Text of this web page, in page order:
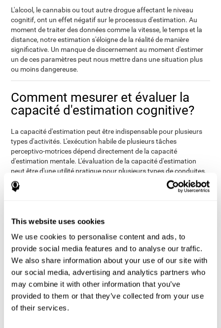
This website uses cookies
We use cookies to personalise content and ads, to
provide social media features and to analyse our traffic.
We also share information about your use of our site with
our social media, advertising and analytics partners who
may combine it with other information that you’ve
provided to them or that they’ve collected from your use
of their services.
L'alcool, le cannabis ou tout autre drogue affectant le niveau
cognitif, ont un effet négatif sur le processus d'estimation. Au
moment de traiter des données comme la vitesse, le temps et la
distance, notre estimation s'éloigne de la réalité de manière
significative. Un manque de discernement au moment d'estimer
un de ces paramètres peut nous mettre dans une situation plus
ou moins dangereuse.
Comment mesurer et évaluer la
capacité d'estimation cognitive?
La capacité d'estimation peut être indispensable pour plusieurs
types d'activités. L'exécution habile de plusieurs tâches
perceptivo-motrices dépend directement de la capacité
d'estimation mentale. L'évaluation de la capacité d'estimation
peut être d'une utilité pratique pour plusieurs types de conduites,
autant pour des activités liées au secteur de la santé que pour
des transporteurs, contrôleurs aériens, conducteurs, sportifs...
manière efficace, y compris celle concernant l'estimation.
Concrètement, pour évaluer la capacité d'estimation, nous
disposons de plusieurs exercices qui permettent d'estimer avec
précision la capacité de l'utilisateur à prédire la vitesse, la
distance ou encore le temps, entre d'autres paramètres.
Le Test d'Estimation I, suit un processus de pronostic future
sur les stimuli présentés dans un exercice. Cela aidera le
professionnel à évaluer la capacité de pronostic et